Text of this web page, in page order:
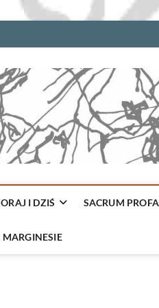
I DZIŚ SACRUM
MARGINESIE